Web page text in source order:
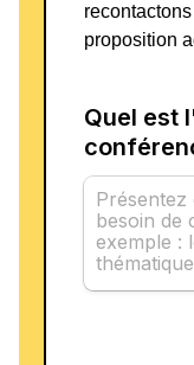
proposition